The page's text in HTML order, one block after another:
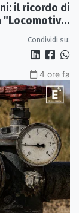
il ricordo di
"Locomotiva
Condividi su:
4 ore fa